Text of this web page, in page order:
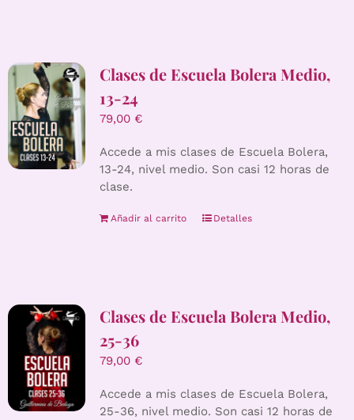
Clases de Escuela Bolera Medio,
13-24
79,00 €
Accede a mis clases de Escuela Bolera,
13-24, nivel medio. Son casi 12 horas de
clase.
Añadir al carrito Detalles
Clases de Escuela Bolera Medio,
25-36
79,00 €
Accede a mis clases de Escuela Bolera,
25-36, nivel medio. Son casi 12 horas de